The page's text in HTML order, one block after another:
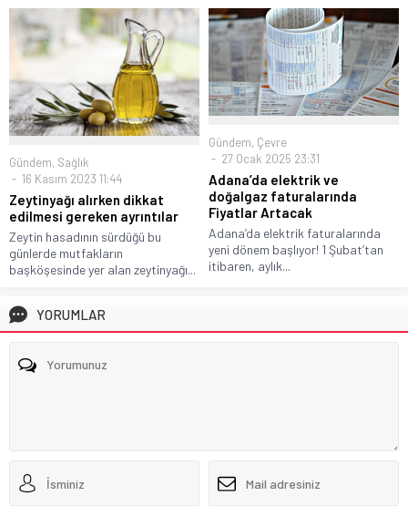
Gündem, Sağlık
16 Kasım 2023 11:44
Zeytinyağı alırken dikkat
edilmesi gereken ayrıntılar
Zeytin hasadının sürdüğü bu
günlerde mutfakların
başköşesinde yer alan zeytinyağı...
Gündem, Çevre
27 Ocak 2025 23:31
Adana’da elektrik ve
doğalgaz faturalarında
Fiyatlar Artacak
Adana’da elektrik faturalarında
yeni dönem başlıyor! 1 Şubat’tan
itibaren, aylık...
YORUMLAR